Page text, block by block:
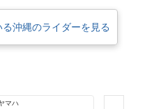
沖縄のライダーを見る
マハ